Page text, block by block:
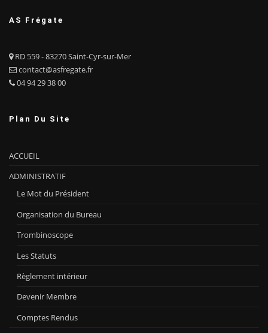
AS Frégate
RD 559 - 83270 Saint-Cyr-sur-Mer
contact@asfregate.fr
04 94 29 38 00
Plan Du Site
ACCUEIL
ADMINISTRATIF
Le Mot du Président
Organisation du Bureau
Trombinoscope
Les Statuts
Règlement intérieur
Devenir Membre
Comptes Rendus